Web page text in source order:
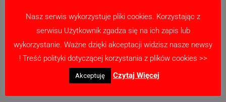
Zapamiętaj moje dane w tej przeglądarce
podczas pisania kolejnych komentarzy.
Nasz serwis wykorzystuje pliki cookies. Korzystając z
serwisu Użytkownik zgadza się na ich zapis lub
wykorzystanie. Ważne dzięki akceptacji widzisz nasze newsy
! Treść polityki dotyczącej korzystania z plików cookies >>
Akceptuję Czytaj Więcej